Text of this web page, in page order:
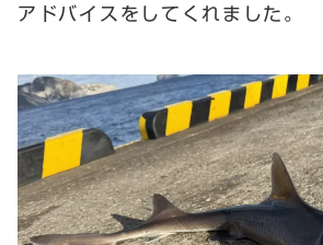
アドバイスをしてくれました。